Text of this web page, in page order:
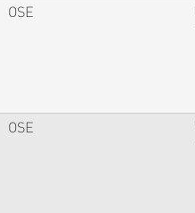
OSE
OSE